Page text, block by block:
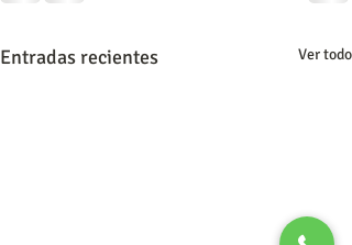
Entradas recientes Ver todo